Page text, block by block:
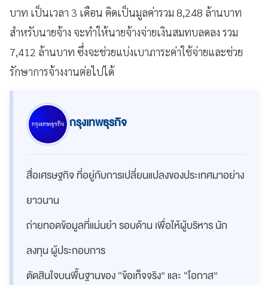
บาท เป็นเวลา 3 เดือน คิดเป็นมูลค่ารวม 8,248 ล้านบาท
สำหรับนายจ้าง จะทำให้นายจ้างจ่ายเงินสมทบลดลง รวม
7,412 ล้านบาท ซึ่งจะช่วยแบ่งเบาภาระค่าใช้จ่ายและช่วย
รักษาการจ้างงานต่อไปได้
กรุงเทพธุรกิจ
สื่อเศรษฐกิจ ที่อยู่กับการเปลี่ยนแปลงของประเทศมาอย่าง
ยาวนาน
ถ่ายทอดข้อมูลที่แม่นยำ รอบด้าน เพื่อให้ผู้บริหาร นัก
ลงทุน ผู้ประกอบการ
ตัดสินใจบนพื้นฐานของ “ข้อเท็จจริง” และ “โอกาส”